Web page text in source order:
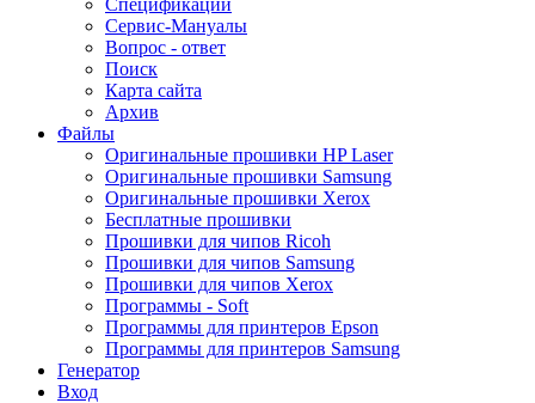
Спецификации
Сервис-Мануалы
Вопрос - ответ
Поиск
Карта сайта
Архив
Файлы
Оригинальные прошивки HP Laser
Оригинальные прошивки Samsung
Оригинальные прошивки Xerox
Бесплатные прошивки
Прошивки для чипов Ricoh
Прошивки для чипов Samsung
Прошивки для чипов Xerox
Программы - Soft
Программы для принтеров Epson
Программы для принтеров Samsung
Генератор
Вход